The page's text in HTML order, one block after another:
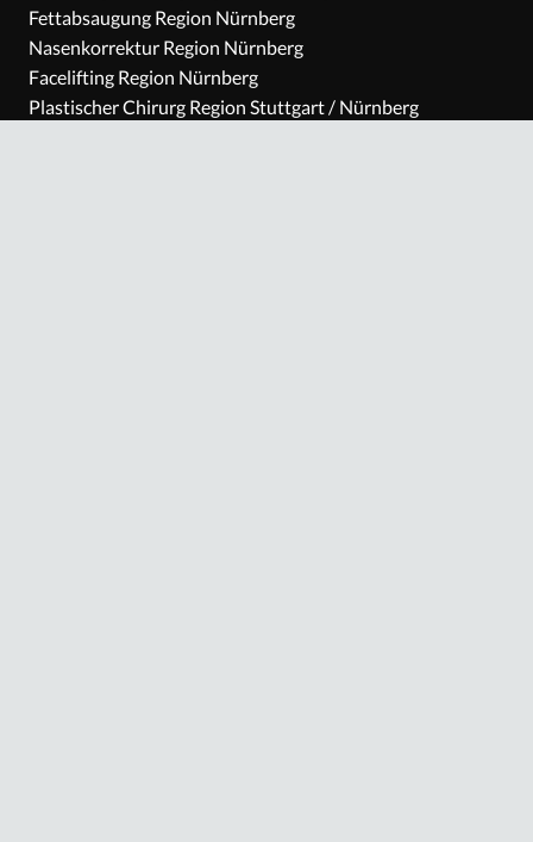
Fettabsaugung Region Nürnberg
Nasenkorrektur Region Nürnberg
Facelifting Region Nürnberg
Plastischer Chirurg Region Stuttgart / Nürnberg